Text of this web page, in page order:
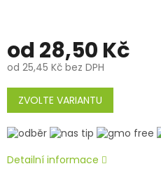
od 28,50 Kč
od 25,45 Kč bez DPH
Měrná
cena:
ZVOLTE VARIANTU
Detailní informace